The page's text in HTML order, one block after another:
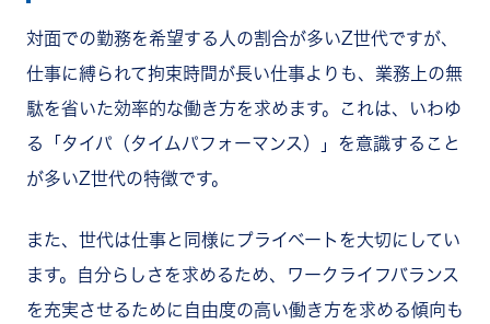
対面での勤務を希望する人の割合が多いZ世代ですが、
仕事に縛られて拘束時間が長い仕事よりも、業務上の無
駄を省いた効率的な働き方を求めます。これは、いわゆ
る「タイパ（タイムパフォーマンス）」を意識すること
が多いZ世代の特徴です。
また、世代は仕事と同様にプライベートを大切にしてい
ます。自分らしさを求めるため、ワークライフバランス
を充実させるために自由度の高い働き方を求める傾向も